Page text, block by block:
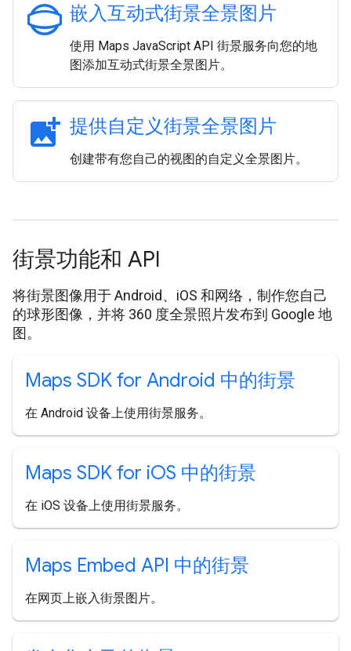
panorama_photosphere 嵌入互动式街景全景图片
使用 Maps JavaScript API 街景服务向您的地
图添加互动式街景全景图片。
add_photo_alternate 提供自定义街景全景图片
创建带有您自己的视图的自定义全景图片。
街景功能和 API
将街景图像用于 Android、iOS 和网络，制作您自己
的球形图像，并将 360 度全景照片发布到 Google 地
图。
Maps SDK for Android 中的街景
在 Android 设备上使用街景服务。
Maps SDK for iOS 中的街景
在 iOS 设备上使用街景服务。
Maps Embed API 中的街景
在网页上嵌入街景图片。